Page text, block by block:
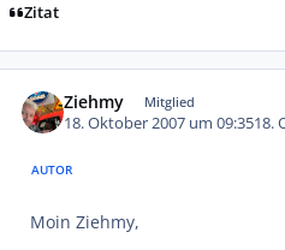
Zitat
Ziehmy Mitglied
18. Oktober 2007 um 09:3518.
AUTOR
Moin Ziehmy,